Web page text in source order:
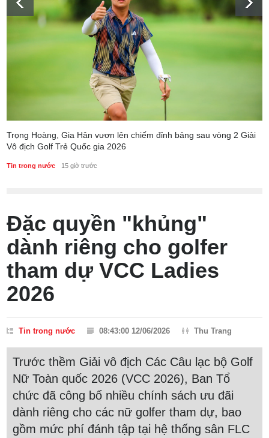
Trọng Hoàng, Gia Hân vươn lên chiếm đỉnh bảng sau vòng 2 Giải
Vô địch Golf Trẻ Quốc gia 2026
Tin trong nước 15 giờ trước
Đặc quyền "khủng"
dành riêng cho golfer
tham dự VCC Ladies
2026
Tin trong nước 08:43:00 12/06/2026 Thu Trang
Trước thềm Giải vô địch Các Câu lạc bộ Golf
Nữ Toàn quốc 2026 (VCC 2026), Ban Tổ
chức đã công bố nhiều chính sách ưu đãi
dành riêng cho các nữ golfer tham dự, bao
gồm mức phí đánh tập tại hệ thống sân FLC